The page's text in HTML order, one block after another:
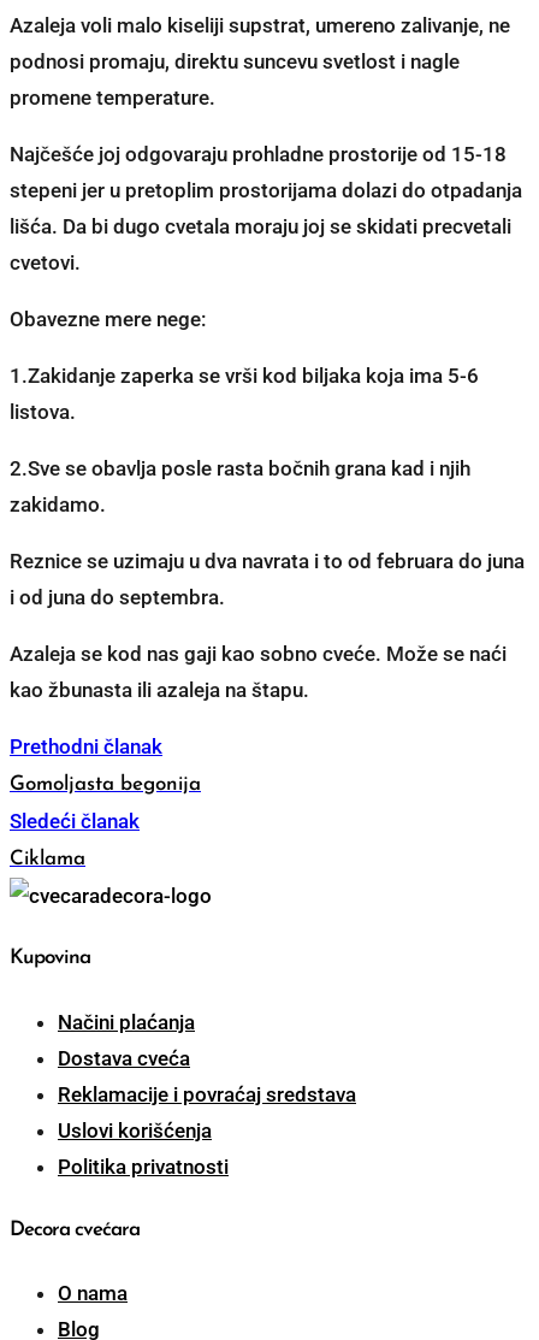
Azaleja voli malo kiseliji supstrat, umereno zalivanje, ne
podnosi promaju, direktu suncevu svetlost i nagle
promene temperature.
Najčešće joj odgovaraju prohladne prostorije od 15-18
stepeni jer u pretoplim prostorijama dolazi do otpadanja
lišća. Da bi dugo cvetala moraju joj se skidati precvetali
cvetovi.
Obavezne mere nege:
1.Zakidanje zaperka se vrši kod biljaka koja ima 5-6
listova.
2.Sve se obavlja posle rasta bočnih grana kad i njih
zakidamo.
Reznice se uzimaju u dva navrata i to od februara do juna
i od juna do septembra.
Azaleja se kod nas gaji kao sobno cveće. Može se naći
kao žbunasta ili azaleja na štapu.
Prethodni članak
Gomoljasta begonija
Sledeći članak
Ciklama
Kupovina
Načini plaćanja
Dostava cveća
Reklamacije i povraćaj sredstava
Uslovi korišćenja
Politika privatnosti
Decora cvećara
O nama
Blog